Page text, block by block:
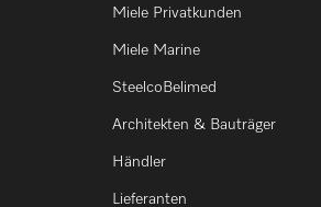
Miele Privatkunden
Miele Marine
SteelcoBelimed
Architekten & Bauträger
Händler
Lieferanten